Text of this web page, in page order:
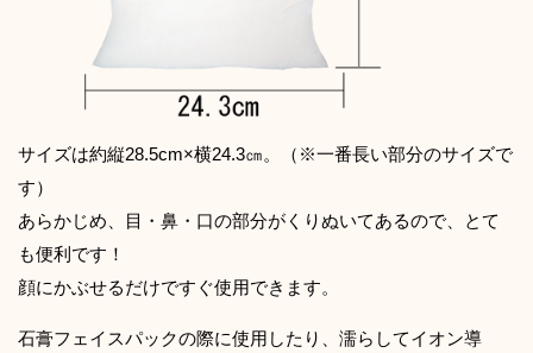
サイズは約縦28.5cm×横24.3㎝。（※一番長い部分のサイズで
す）
あらかじめ、目・鼻・口の部分がくりぬいてあるので、とて
も便利です！
顔にかぶせるだけですぐ使用できます。
石膏フェイスパックの際に使用したり、濡らしてイオン導